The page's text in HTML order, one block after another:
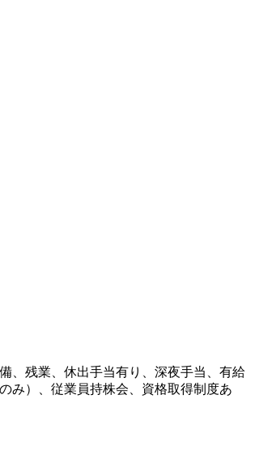
、残業、休出手当有り、深夜手当、有給
み）、従業員持株会、資格取得制度あ